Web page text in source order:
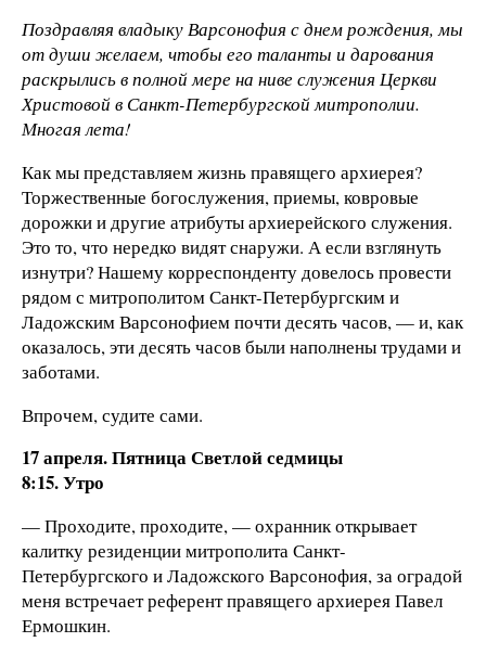
Поздравляя владыку Варсонофия с днем рождения, мы
от души желаем, чтобы его таланты и дарования
раскрылись в полной мере на ниве служения Церкви
Христовой в Санкт-Петербургской митрополии.
Многая лета!
Как мы представляем жизнь правящего архиерея?
Торжественные богослужения, приемы, ковровые
дорожки и другие атрибуты архиерейского служения.
Это то, что нередко видят снаружи. А если взглянуть
изнутри? Нашему корреспонденту довелось провести
рядом с митрополитом Санкт-Петербургским и
Ладожским Варсонофием почти десять часов, — и, как
оказалось, эти десять часов были наполнены трудами и
заботами.
Впрочем, судите сами.
17 апреля. Пятница Светлой седмицы
8:15. Утро
— Проходите, проходите, — охранник открывает
калитку резиденции митрополита Санкт-
Петербургского и Ладожского Варсонофия, за оградой
меня встречает референт правящего архиерея Павел
Ермошкин.